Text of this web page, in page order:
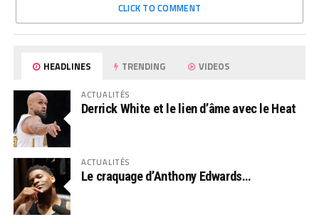
CLICK TO COMMENT
HEADLINES TRENDING VIDEOS
ACTUALITÉS
Derrick White et le lien d’âme avec le Heat
ACTUALITÉS
Le craquage d’Anthony Edwards…